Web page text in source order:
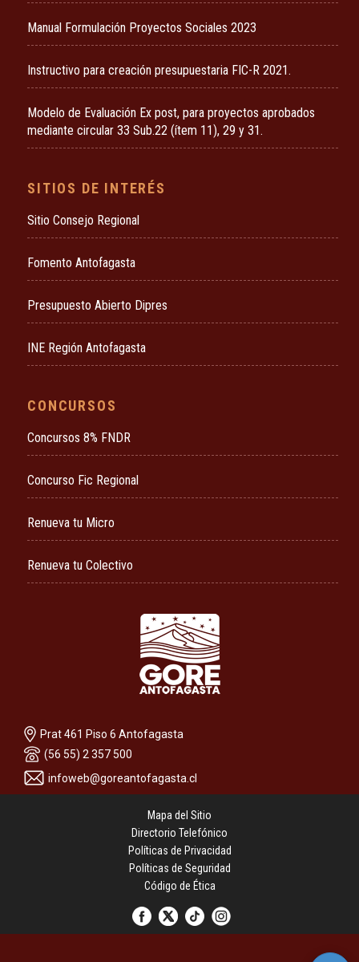
Manual Formulación Proyectos Sociales 2023
Instructivo para creación presupuestaria FIC-R 2021.
Modelo de Evaluación Ex post, para proyectos aprobados
mediante circular 33 Sub.22 (ítem 11), 29 y 31.
SITIOS DE INTERÉS
Sitio Consejo Regional
Fomento Antofagasta
Presupuesto Abierto Dipres
INE Región Antofagasta
CONCURSOS
Concursos 8% FNDR
Concurso Fic Regional
Renueva tu Micro
Renueva tu Colectivo
Prat 461 Piso 6 Antofagasta
(56 55) 2 357 500
infoweb@goreantofagasta.cl
Mapa del Sitio
Directorio Telefónico
Políticas de Privacidad
Políticas de Seguridad
Código de Ética